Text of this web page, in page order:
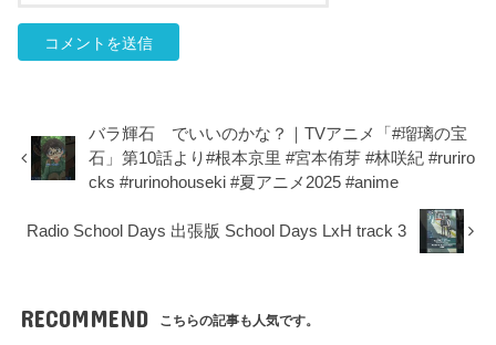
バラ輝石 でいいのかな？｜TVアニメ「#瑠璃の宝
石」第10話より#根本京里 #宮本侑芽 #林咲紀 #ruriro
cks #rurinohouseki #夏アニメ2025 #anime
Radio School Days 出張版 School Days LxH track 3
RECOMMEND こちらの記事も人気です。